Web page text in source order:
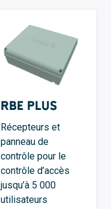
RBE Plus
Récepteurs et
panneau de
contrôle pour le
contrôle d’accès
jusqu’à 5 000
utilisateurs